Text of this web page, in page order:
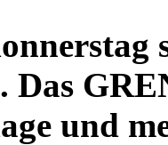
Das
und